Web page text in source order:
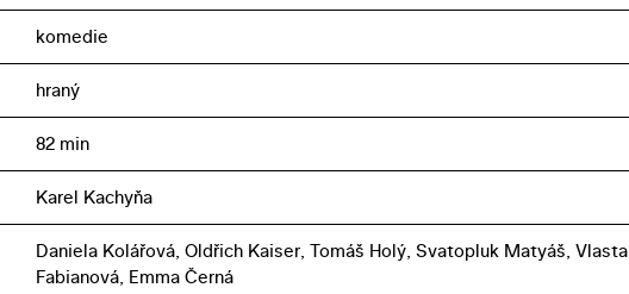
komedie
hraný
82 min
Karel Kachyňa
Daniela Kolářová, Oldřich Kaiser, Tomáš Holý, Svatopluk Matyáš, Vlasta
Fabianová, Emma Černá